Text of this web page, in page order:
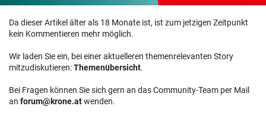
Da dieser Artikel älter als 18 Monate ist, ist zum jetzigen Zeitpunkt
kein Kommentieren mehr möglich.
Wir laden Sie ein, bei einer aktuelleren themenrelevanten Story
mitzudiskutieren:Themenübersicht.
Bei Fragen können Sie sich gern an das Community-Team per Mail
an forum@krone.atwenden.